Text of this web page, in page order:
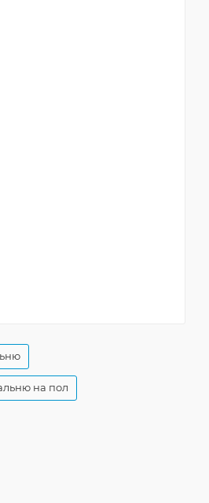
на пол